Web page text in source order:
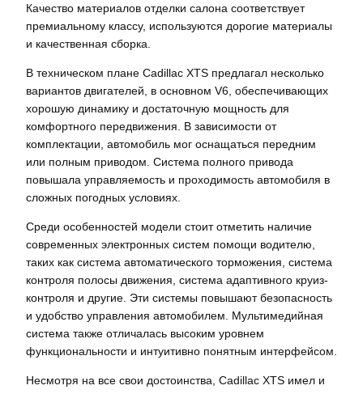
Качество материалов отделки салона соответствует
премиальному классу, используются дорогие материалы
и качественная сборка.
В техническом плане Cadillac XTS предлагал несколько
вариантов двигателей, в основном V6, обеспечивающих
хорошую динамику и достаточную мощность для
комфортного передвижения. В зависимости от
комплектации, автомобиль мог оснащаться передним
или полным приводом. Система полного привода
повышала управляемость и проходимость автомобиля в
сложных погодных условиях.
Среди особенностей модели стоит отметить наличие
современных электронных систем помощи водителю,
таких как система автоматического торможения, система
контроля полосы движения, система адаптивного круиз-
контроля и другие. Эти системы повышают безопасность
и удобство управления автомобилем. Мультимедийная
система также отличалась высоким уровнем
функциональности и интуитивно понятным интерфейсом.
Несмотря на все свои достоинства, Cadillac XTS имел и